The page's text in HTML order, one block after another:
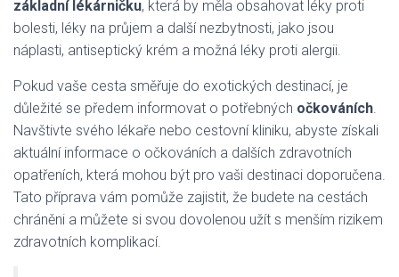
základní lékárničku, která by měla obsahovat léky proti
bolesti, léky na průjem a další nezbytnosti, jako jsou
náplasti, antiseptický krém a možná léky proti alergii.
Pokud vaše cesta směřuje do exotických destinací, je
důležité se předem informovat o potřebných očkováních
Navštivte svého lékaře nebo cestovní kliniku, abyste získali
aktuální informace o očkováních a dalších zdravotních
opatřeních, která mohou být pro vaši destinaci doporučena.
Tato příprava vám pomůže zajistit, že budete na cestách
chráněni a můžete si svou dovolenou užít s menším rizikem
zdravotních komplikací.